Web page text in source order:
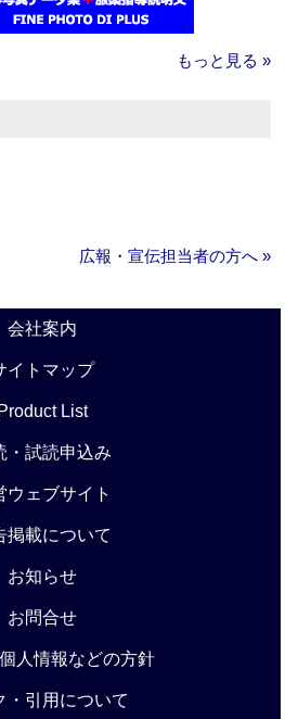
もっと見る »
広報・宣伝担当者の方へ »
会社案内
イトマップ
Product List
・試読申込み
ウェブサイト
掲載について
お知らせ
お問合せ
人情報などの方針
・引用について